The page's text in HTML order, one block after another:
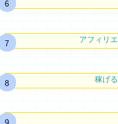
アフィリ
稼げ